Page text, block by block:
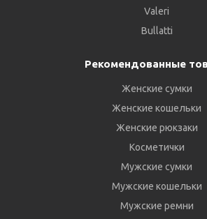
Valeri
Bullatti
Рекомендованные
Женские сумки
Женские кошельки
Женские рюкзаки
Косметички
Мужские сумки
Мужские кошельки
Мужские ремни